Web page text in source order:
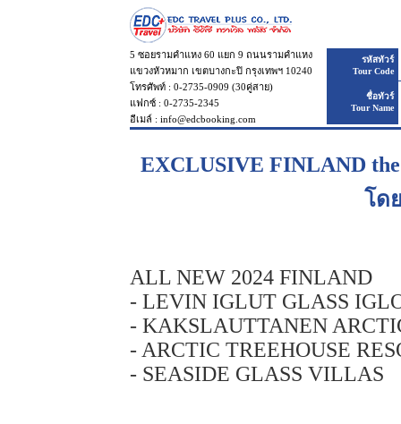
5 ซอยรามคำแหง 60 แยก 9 ถนนรามคำแหง
แขวงหัวหมาก เขตบางกะปิ กรุงเทพฯ 10240
โทรศัพท์ : 0-2735-0909 (30คู่สาย)
แฟกซ์ : 0-2735-2345
อีเมล์ : info@edcbooking.com
รหัสทัวร์
Tour Code
ชื่อทัวร์
Tour Name
EXCLUSIVE FINLAND
โด
ALL NEW 2024 FINLAND
- LEVIN IGLUT GLASS
- KAKSLAUTTANEN
- ARCTIC TREEHOUSE
- SEASIDE GLASS VILLAS